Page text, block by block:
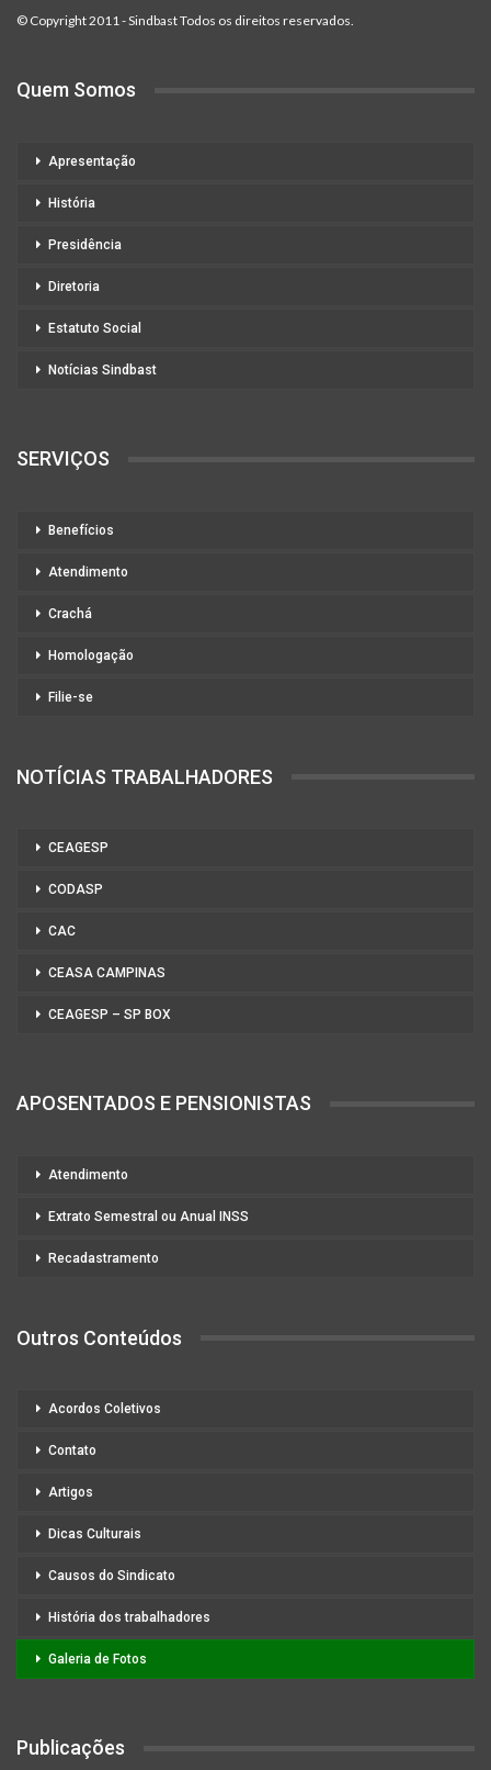
© Copyright 2011 - Sindbast Todos os direitos reservados.
Quem Somos
Apresentação
História
Presidência
Diretoria
Estatuto Social
Notícias Sindbast
SERVIÇOS
Benefícios
Atendimento
Crachá
Homologação
Filie-se
NOTÍCIAS TRABALHADORES
CEAGESP
CODASP
CAC
CEASA CAMPINAS
CEAGESP – SP BOX
APOSENTADOS E PENSIONISTAS
Atendimento
Extrato Semestral ou Anual INSS
Recadastramento
Outros Conteúdos
Acordos Coletivos
Contato
Artigos
Dicas Culturais
Causos do Sindicato
História dos trabalhadores
Galeria de Fotos
Publicações